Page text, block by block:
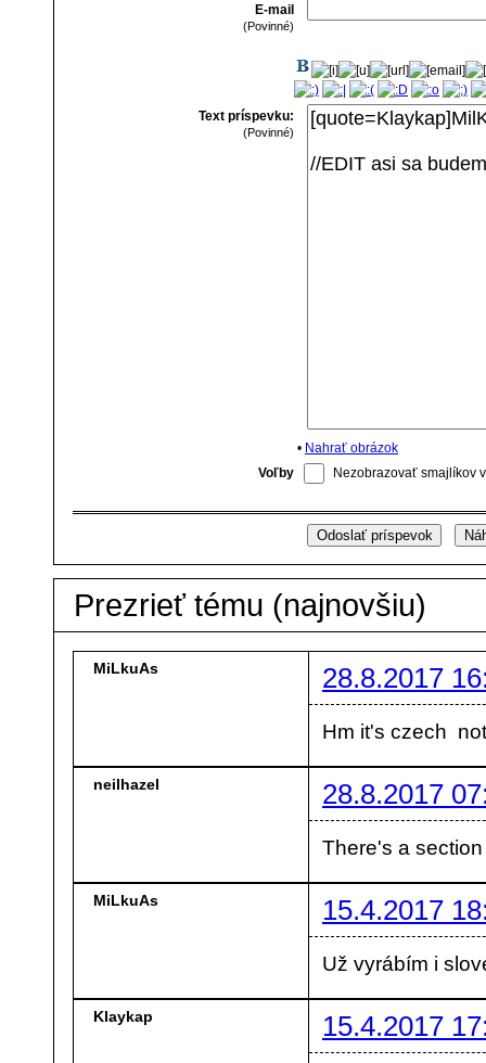
E-mail
(Povinné)
Text príspevku:
(Povinné)
• Nahrať obrázok
Voľby
Nezobrazovať smajlíkov
Prezrieť tému (najnovšiu)
MiLkuAs 28.8.2017
Hm it's czech
neilhazel 28.8.2017
There's a
MiLkuAs 15.4.2017
Už vyrábím i
Klaykap 15.4.2017